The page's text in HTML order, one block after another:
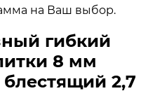
на Ваш выбор.
гибкий
8 мм
блестящий 2,7